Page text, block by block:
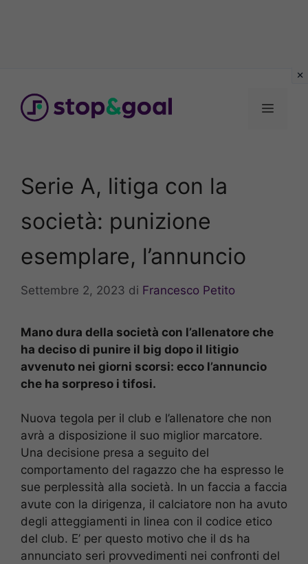
contenuto
Menu
Serie A, litiga con la
società: punizione
esemplare, l’annuncio
Settembre 2, 2023 di Francesco Petito
Mano dura della società con l’allenatore che
ha deciso di punire il big dopo il litigio
avvenuto nei giorni scorsi: ecco l’annuncio
che ha sorpreso i tifosi.
Nuova tegola per il club e l’allenatore che non
avrà a disposizione il suo miglior marcatore.
Una decisione presa a seguito del
comportamento del ragazzo che ha espresso le
sue perplessità alla società. In un faccia a faccia
avute con la dirigenza, il calciatore non ha avuto
degli atteggiamenti in linea con il codice etico
del club. E’ per questo motivo che il ds ha
annunciato seri provvedimenti nei confronti del